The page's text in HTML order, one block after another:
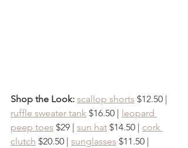
Shop the Look: scallop shorts $12.50 |
ruffle sweater tank $16.50 |
leopard
peep toes $29 | sun hat $14.50 | cork
clutch $20.50 | sunglasses $11.50 |